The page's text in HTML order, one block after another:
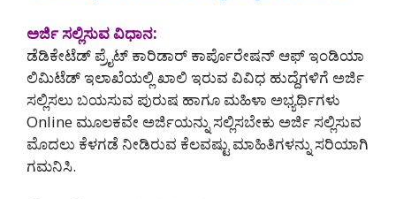
ಅರ್ಜಿ ಸಲ್ಲಿಸುವ ವಿಧಾನ:
ಡೆಡಿಕೇಟೆಡ್ ಪ್ರೈಟ್ ಕಾರಿಡಾರ್ ಕಾರ್ಪೊರೇಷನ್ ಆಫ್ ಇಂಡಿಯಾ
ಲಿಮಿಟೆಡ್ ಇಲಾಖೆಯಲ್ಲಿ ಖಾಲಿ ಇರುವ ವಿವಿಧ ಹುದ್ದೆಗಳಿಗೆ ಅರ್ಜಿ
ಸಲ್ಲಿಸಲು ಬಯಸುವ ಪುರುಷ ಹಾಗೂ ಮಹಿಳಾ ಅಭ್ಯರ್ಥಿಗಳು
Online ಮೂಲಕವೇ ಅರ್ಜಿಯನ್ನು ಸಲ್ಲಿಸಬೇಕು ಅರ್ಜಿ ಸಲ್ಲಿಸುವ
ಮೊದಲು ಕೆಳಗಡೆ ನೀಡಿರುವ ಕೆಲವಷ್ಟು ಮಾಹಿತಿಗಳನ್ನು ಸರಿಯಾಗಿ
ಗಮನಿಸಿ.